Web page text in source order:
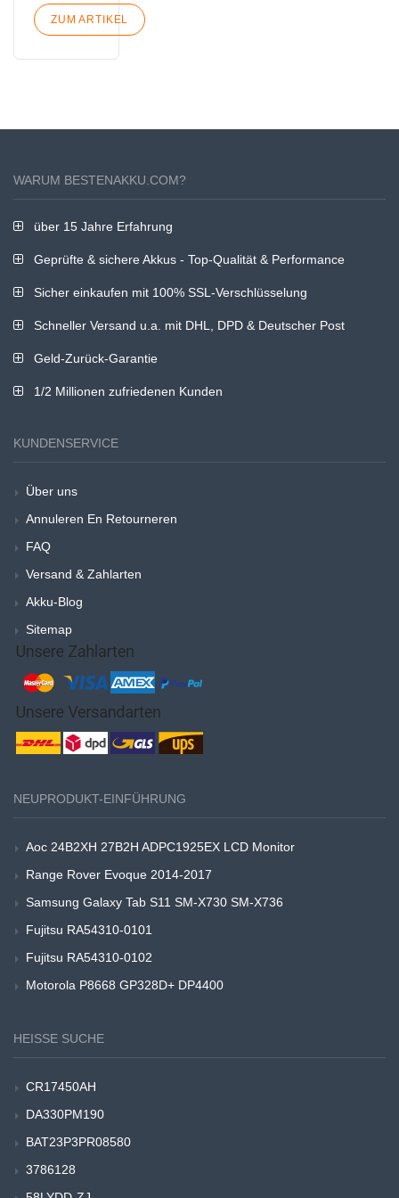
P177SM-A
X811 X711
ZUM ARTIKEL
WARUM BESTENAKKU.COM?
über 15 Jahre Erfahrung
Geprüfte & sichere Akkus - Top-Qualität & Performance
Sicher einkaufen mit 100% SSL-Verschlüsselung
Schneller Versand u.a. mit DHL, DPD & Deutscher Post
Geld-Zurück-Garantie
1/2 Millionen zufriedenen Kunden
KUNDENSERVICE
Über uns
Annuleren En Retourneren
FAQ
Versand & Zahlarten
Akku-Blog
Sitemap
NEUPRODUKT-EINFÜHRUNG
Aoc 24B2XH 27B2H ADPC1925EX LCD Monitor
Range Rover Evoque 2014-2017
Samsung Galaxy Tab S11 SM-X730 SM-X736
Fujitsu RA54310-0101
Fujitsu RA54310-0102
Motorola P8668 GP328D+ DP4400
HEISSE SUCHE
CR17450AH
DA330PM190
BAT23P3PR08580
3786128